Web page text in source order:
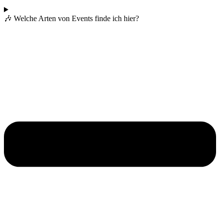
🎶 Welche Arten von Events finde ich hier?